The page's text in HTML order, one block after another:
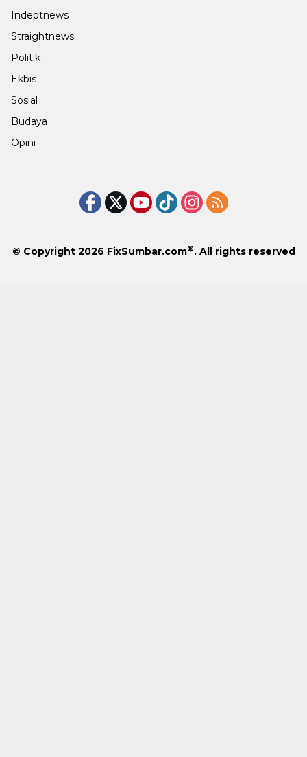
Indeptnews
Straightnews
Politik
Ekbis
Sosial
Budaya
Opini
© Copyright 2026 FixSumbar.com®. All rights reserved